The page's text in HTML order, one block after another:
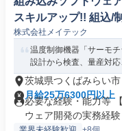
スキルアップ!! 組込/
株式会社メイテック
温度制御機器「サーモ
設計から検査、量産対
茨城県つくばみらい市
月給25万6300円以上
必要な経験・能力等
ウェア開発の実務経験